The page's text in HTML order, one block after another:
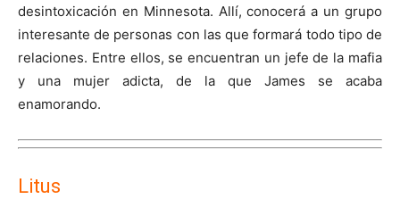
desintoxicación en Minnesota. Allí, conocerá a un grupo
interesante de personas con las que formará todo tipo de
relaciones. Entre ellos, se encuentran un jefe de la mafia
y una mujer adicta, de la que James se acaba
enamorando.
Litus